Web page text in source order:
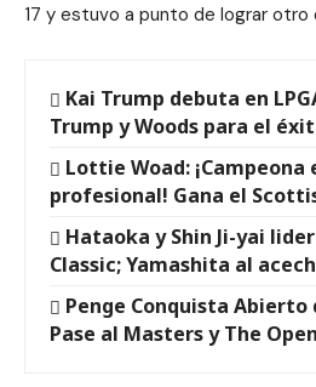
17 y estuvo a punto de lograr otro
Kai Trump debuta en
Trump y Woods para el
Lottie Woad: ¡Campeona
profesional! Gana el
Hataoka y Shin Ji-yai
Classic; Yamashita al
Penge Conquista Abierto
Pase al Masters y The Open